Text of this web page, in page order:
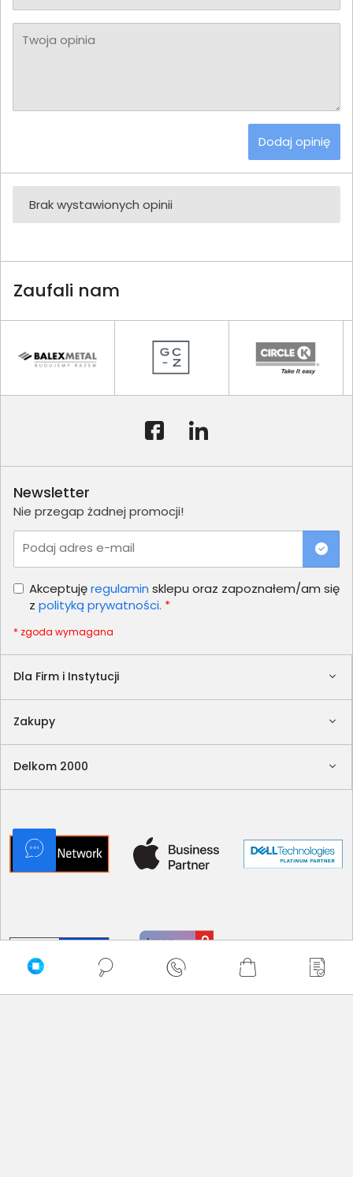
Twoja opinia
Dodaj opinię
Brak wystawionych opinii
Zaufali nam
Dla Firm i Instytucji
Zakupy
Delkom 2000
Newsletter
Nie przegap żadnej promocji!
Podaj adres e-mail
Akceptujęregulamin sklepu oraz zapoznałem/am się
z polityką prywatności. *
* zgoda wymagana